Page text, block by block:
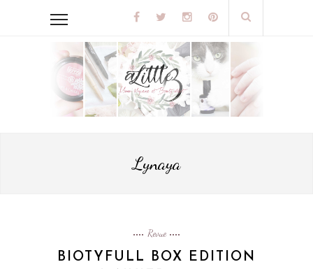
Lynaya
Revue
BIOTYFULL BOX EDITION